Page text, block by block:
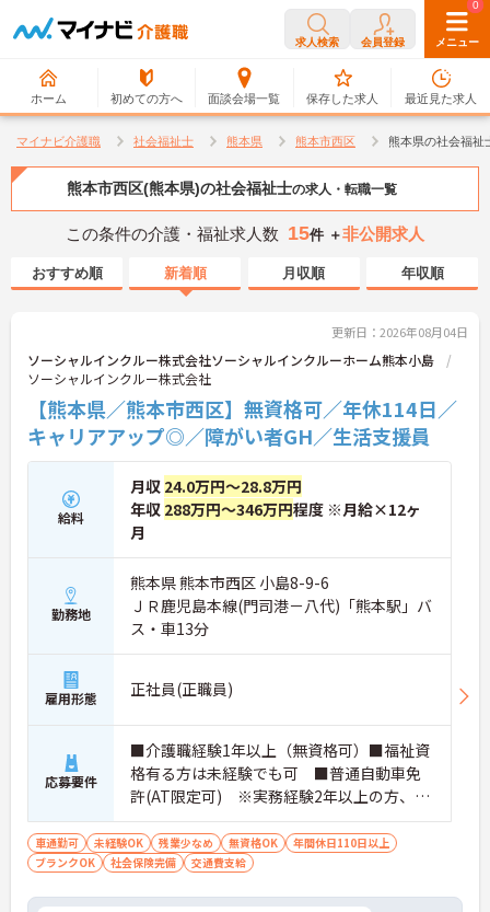
求人検索 会員登録 メニュー
ホーム 初めての方へ 面談会場一覧
0
保存した求人
0
最近見た求人
マイナビ介護職 社会福祉士 熊本県 熊本市西区 熊本県の社会福祉
熊本市西区(熊本県)の社会福祉士の求人・転職一覧
この条件の介護・福祉求人数 15件 ＋非公開求人
おすすめ順 新着順 月収順 年収順
更新日：2026年08月04日
ソーシャルインクルー株式会社ソーシャルインクルーホーム熊本小島
ソーシャルインクルー株式会社
【熊本県／熊本市西区】無資格可／年休114日／
キャリアアップ◎／障がい者GH／生活支援員
給料
月収 24.0万円～28.8万円
年収 288万円～346万円程度 ※月給×12ヶ
月
勤務地
熊本県 熊本市西区 小島8-9-6
ＪＲ鹿児島本線(門司港－八代)「熊本駅」バ
ス・車13分
雇用形態 正社員(正職員)
応募要件
■介護職経験1年以上（無資格可）■福祉資
格有る方は未経験でも可 ■普通自動車免
許(AT限定可) ※実務経験2年以上の方、障
がい者福祉に関する経験をお持ちの方大歓
迎
車通勤可 未経験OK 残業少なめ 無資格OK
年間休日110日以上
ブランクOK
社会保険完備 交通費支給